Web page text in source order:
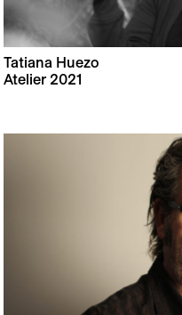
Tatiana Huezo
Atelier 2021